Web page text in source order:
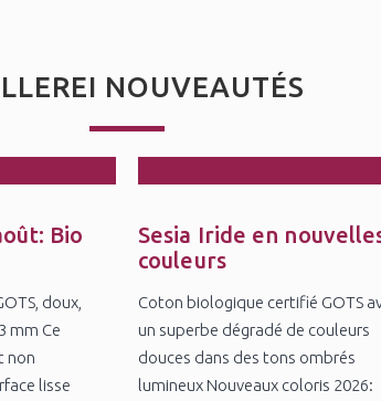
NOUVEAUTÉS
Bio
doux,
mm Ce
non
lisse
Jul
Sesia Iride en
couleurs
Coton biologique certifié GOTS
un superbe dégradé de couleurs
douces dans des tons ombrés
lumineux Nouveaux coloris 2026: